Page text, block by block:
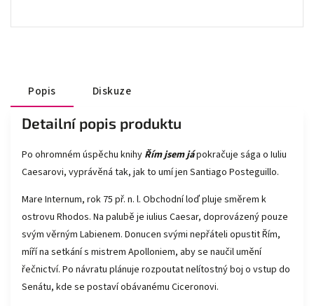
Popis Diskuze
Detailní popis produktu
Po ohromném úspěchu knihy Řím jsem jápokračuje sága o Iuliu
Caesarovi, vyprávěná tak, jak to umí jen Santiago Posteguillo.
Mare Internum, rok 75 př. n. l. Obchodní loď pluje směrem k
ostrovu Rhodos. Na palubě je iulius Caesar, doprovázený pouze
svým věrným Labienem. Donucen svými nepřáteli opustit Řím,
míří na setkání s mistrem Apolloniem, aby se naučil umění
řečnictví. Po návratu plánuje rozpoutat nelítostný boj o vstup do
Senátu, kde se postaví obávanému Ciceronovi.